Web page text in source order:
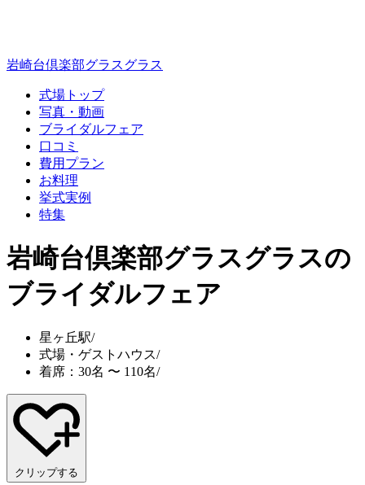
岩崎台倶楽部グラスグラス
式場トップ
写真・動画
ブライダルフェア
口コミ
費用プラン
お料理
挙式実例
特集
岩崎台倶楽部グラスグラスの
ブライダルフェア
星ヶ丘駅/
式場・ゲストハウス/
着席：30名 〜 110名/
クリップする